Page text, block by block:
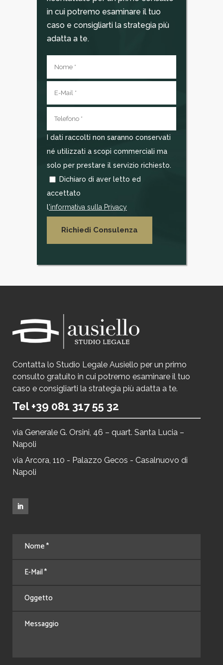
in cui potremo esaminare il tuo
caso e consigliarti la strategia più
adatta a te.
I dati raccolti non saranno conservati
né utilizzati a scopi commerciali ma
solo per prestare il servizio richiesto.
Dichiaro di aver letto ed
accettato
l'informativa sulla Privacy
Contatta lo Studio Legale Ausiello per un primo
consulto gratuito in cui potremo esaminare il tuo
caso e consigliarti la strategia più adatta a te.
Tel +39 081 317 55 32
via Generale G. Orsini, 46 – quart. Santa Lucia –
Napoli
via Arcora, 110 - Palazzo Gecos - Casalnuovo di
Napoli